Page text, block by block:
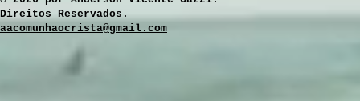
Direitos Reservados.
aacomunhaocrista@gmail.com